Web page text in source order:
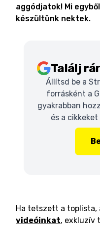
aggódjatok! Mi
készültünk nektek.
Találj
Állítsd be a
forrásként a
gyakrabban
és a
Ha tetszett a toplista,
videóinkat, exkluzív